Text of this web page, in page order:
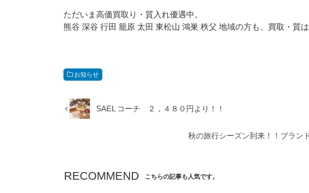
ただいま高価買取り・質入れ優遇中。
熊谷 深谷 行田 籠原 太田 東松山 鴻巣 秩父 地域の方も、買取・質
お知らせ
SAEL コーチ ２，４８０円より！！
秋の旅行シーズン到来！！ブラン
RECOMMEND こちらの記事も人気です。